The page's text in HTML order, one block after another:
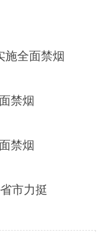
施全面禁烟
禁烟
禁烟
市力挺